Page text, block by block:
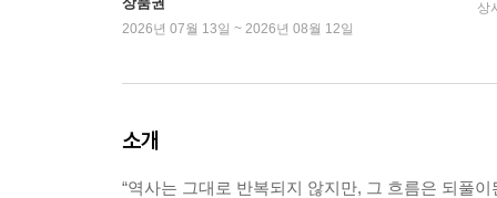
2026년 07월 13일 ~ 2026년 08월 12일
상
소개
“역사는 그대로 반복되지 않지만, 그 흐름은 되풀이